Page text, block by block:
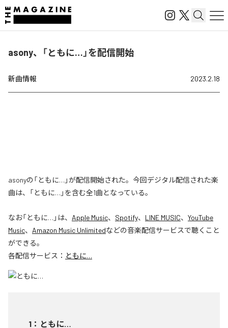
asony、「ともに…」を配信開始
新曲情報 2023.2.18
asonyの「ともに…」が配信開始された。今回デジタル配信された楽
曲は、「ともに…」を含む全1曲となっている。
なお「ともに… 」は、 Apple Music、 Spotify、 LINE MUSIC、 YouTube
Music、 Amazon Music Unlimitedなどの音楽配信サービスで聴くこと
ができる。
各配信サービス： ともに…
1 ： ともに…